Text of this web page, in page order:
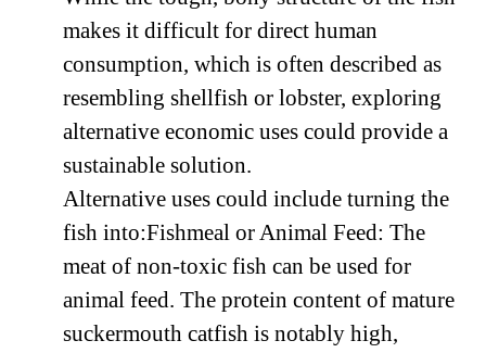
makes it difficult for direct human
consumption, which is often described as
resembling shellfish or lobster, exploring
alternative economic uses could provide a
sustainable solution.
Alternative uses could include turning the
fish into:Fishmeal or Animal Feed: The
meat of non-toxic fish can be used for
animal feed. The protein content of mature
suckermouth catfish is notably high,